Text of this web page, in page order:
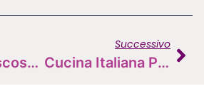
Il Valore Nascosto Dei Dati Nel Settore Beverage
Successivo
Cucina Italiana Patrimonio UNESCO: L’enogastronomia Diventa Simbolo Del Belpaese